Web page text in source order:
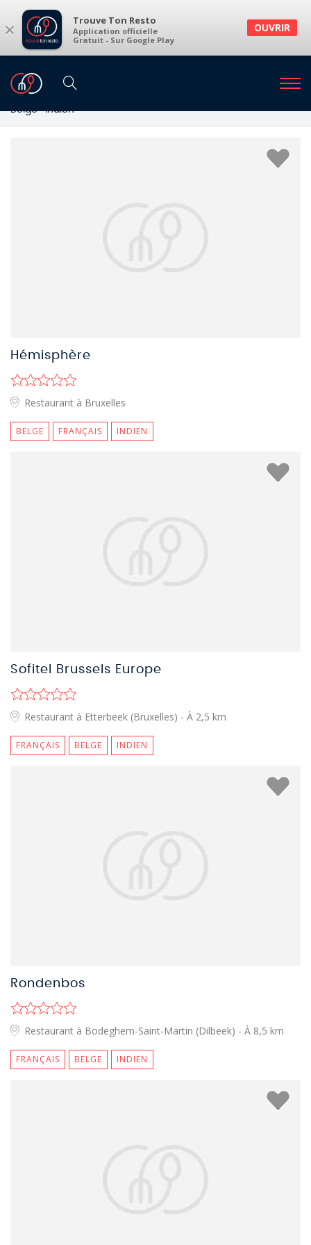
× Trouve Ton Resto
Application officielle
Gratuit - Sur Google Play
OUVRIR
Restaurants
Restaurants à Bruxelles et environs
Belge · Indien
Hémisphère
Restaurant à Bruxelles
BELGE FRANÇAIS INDIEN
Sofitel Brussels Europe
Restaurant à Etterbeek (Bruxelles) - À 2,5 km
FRANÇAIS BELGE INDIEN
Rondenbos
Restaurant à Bodeghem-Saint-Martin (Dilbeek) - À 8,5 km
FRANÇAIS BELGE INDIEN